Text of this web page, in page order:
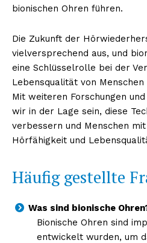
NEWSLETTER
Inhalte
bionischen Ohren führen.
Die Zukunft der
vielversprechend aus, und
eine Schlüsselrolle bei der
Lebensqualität von
Mit weiteren Forschungen
wir in der Lage sein, diese
verbessern und Menschen
Hörfähigkeit und
Häufig gestellte
Was sind bionische
Bionische Ohren sind
entwickelt wurden, um